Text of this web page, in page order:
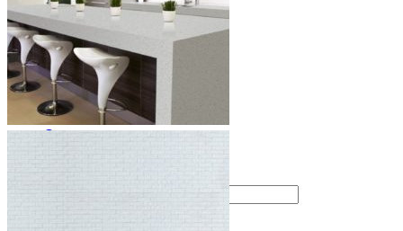
Technistone
Vicostone
Заказать столешницу
Производство
Сервис
Галерея
Отзывы